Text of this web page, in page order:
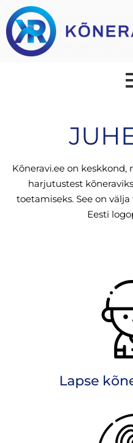
Kõneravi.ee on
harjutustest
toetamiseks. See on
Eesti
Lapse